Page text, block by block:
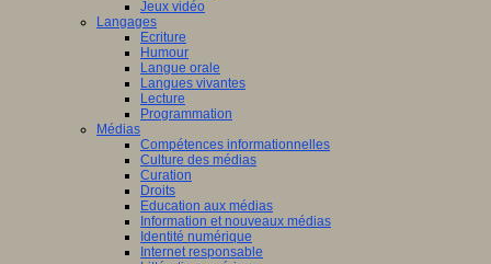
Jeux vidéo
Langages
Ecriture
Humour
Langue orale
Langues vivantes
Lecture
Programmation
Médias
Compétences informationnelles
Culture des médias
Curation
Droits
Education aux médias
Information et nouveaux médias
Identité numérique
Internet responsable